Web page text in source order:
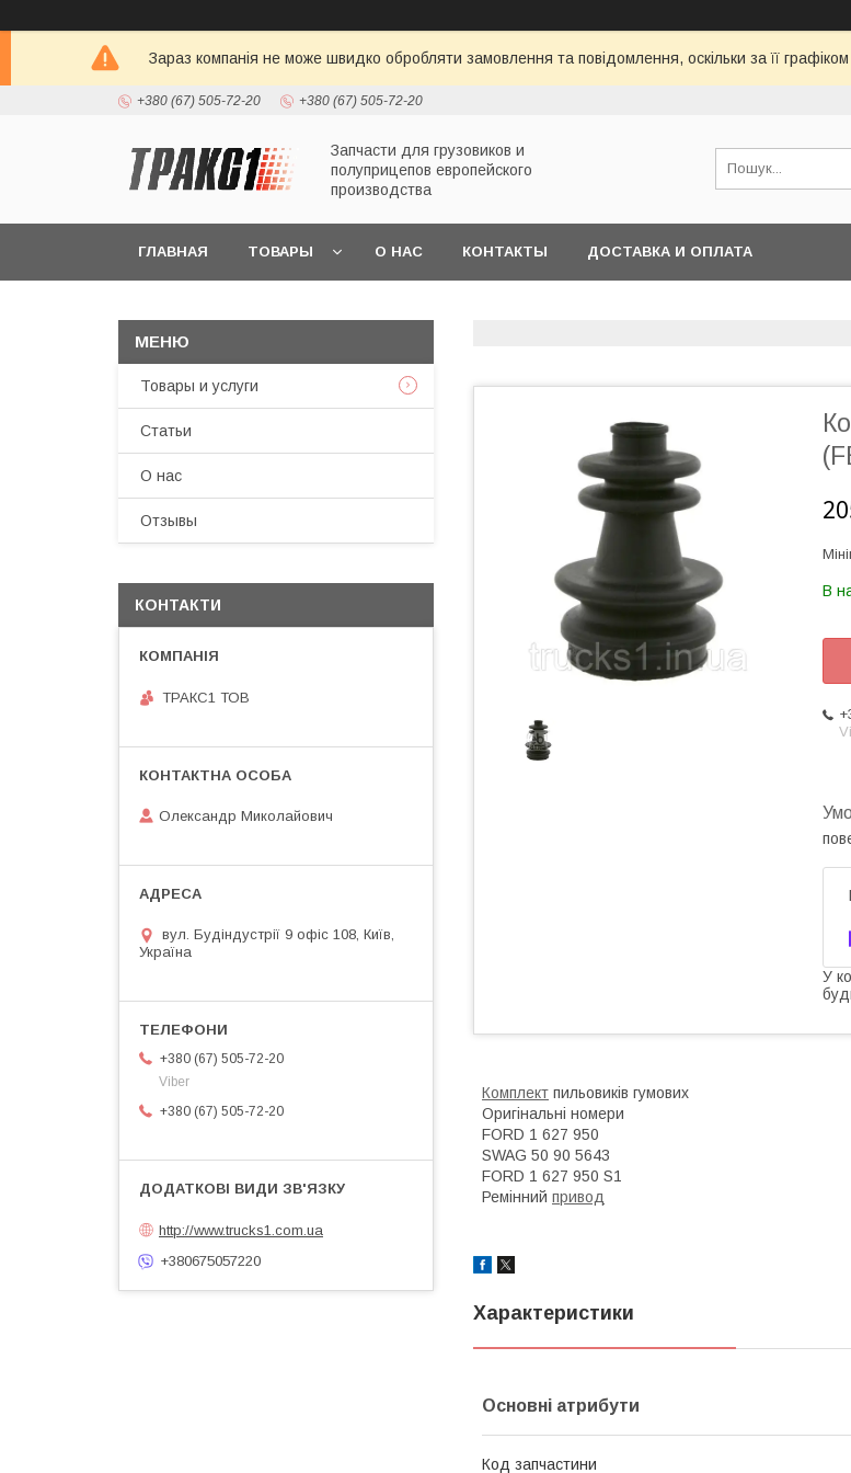
Зараз компанія не може швидко обробляти замовлення та повідомлення, оскільки за її
+380 (67) 505-72-20 +380 (67) 505-72-20
Запчасти для грузовиков и
полуприцепов европейского
производства
ГЛАВНАЯ ТОВАРЫ О НАС КОНТАКТЫ ДОСТАВКА И ОПЛАТА
В
У
Комплект пильовиків гумових
Оригінальні номери
FORD 1 627 950
SWAG 50 90 5643
FORD 1 627 950 S1
Ремінний привод
Характеристики
Основні атрибути
Код запчастини
Товары и услуги
Статьи
О нас
Отзывы
КОНТАКТИ
ТРАКС1 ТОВ
Олександр Миколайович
вул. Будіндустрії 9 офіс 108, Київ,
Україна
+380 (67) 505-72-20
Viber
+380 (67) 505-72-20
http://www.trucks1.com.ua
+380675057220